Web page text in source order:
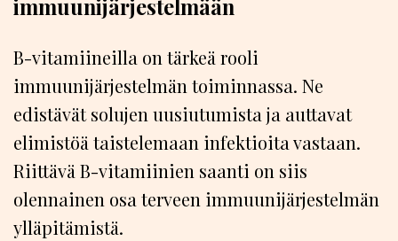
immuunijärjestelmään
B-vitamiineilla on tärkeä rooli
immuunijärjestelmän toiminnassa. Ne
edistävät solujen uusiutumista ja auttavat
elimistöä taistelemaan infektioita vastaan.
Riittävä B-vitamiinien saanti on siis
olennainen osa terveen immuunijärjestelmän
ylläpitämistä.